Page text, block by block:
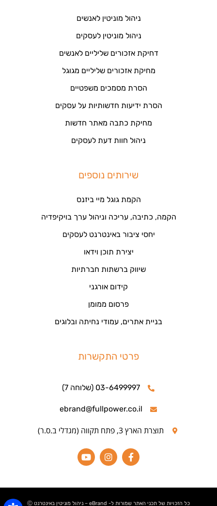
ניהול מוניטין לאנשים
ניהול מוניטין לעסקים
דחיקת אזכורים שליליים לאנשים
מחיקת אזכורים שליליים מגוגל
הסרת מסמכים משפטיים
הסרת ידיעות חדשותיות על עסקים
מחיקת כתבה מאתר חדשות
ניהול חוות דעת לעסקים
שירותים נוספים
הקמת גוגל מיי ביזנס
הקמה, כתיבה, עריכה וניהול ערך בויקיפדיה
יחסי ציבור באינטרנט לעסקים
יצירת תוכן וידאו
שיווק ברשתות חברתיות
קידום אורגני
פרסום ממומן
בניית אתרים, עמודי נחיתה ובלוגים
פרטי התקשרות
03-6499997 (שלוחה 7)
ebrand@fullpower.co.il
תוצרת הארץ 3, פתח תקווה (מגדלי ב.ס.ר)
כל הזכויות של תכני האתר שמורות ל- eBrand – ניהול מוניטין באינטרנט Ⓒ